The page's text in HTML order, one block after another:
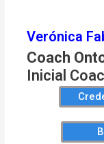
Verónica
Coach
Inicial